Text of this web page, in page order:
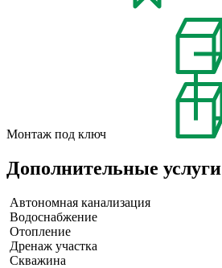
Монтаж под ключ
Дополнительные услуги
Автономная канализация
Водоснабжение
Отопление
Дренаж участка
Скважина